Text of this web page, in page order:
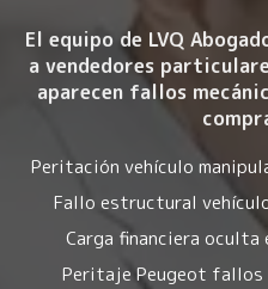
El equipo de LVQ
a vendedores
aparecen fallos
Peritación vehículo
Fallo estructural
Carga financiera
Peritaje Peugeot fallos